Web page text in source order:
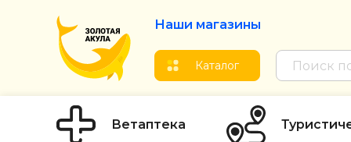
Наши магазины
Каталог
Ветаптека